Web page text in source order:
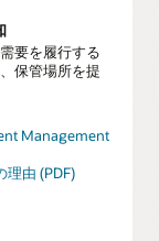
要を履行する
保管場所を提
Management
理由 (PDF)